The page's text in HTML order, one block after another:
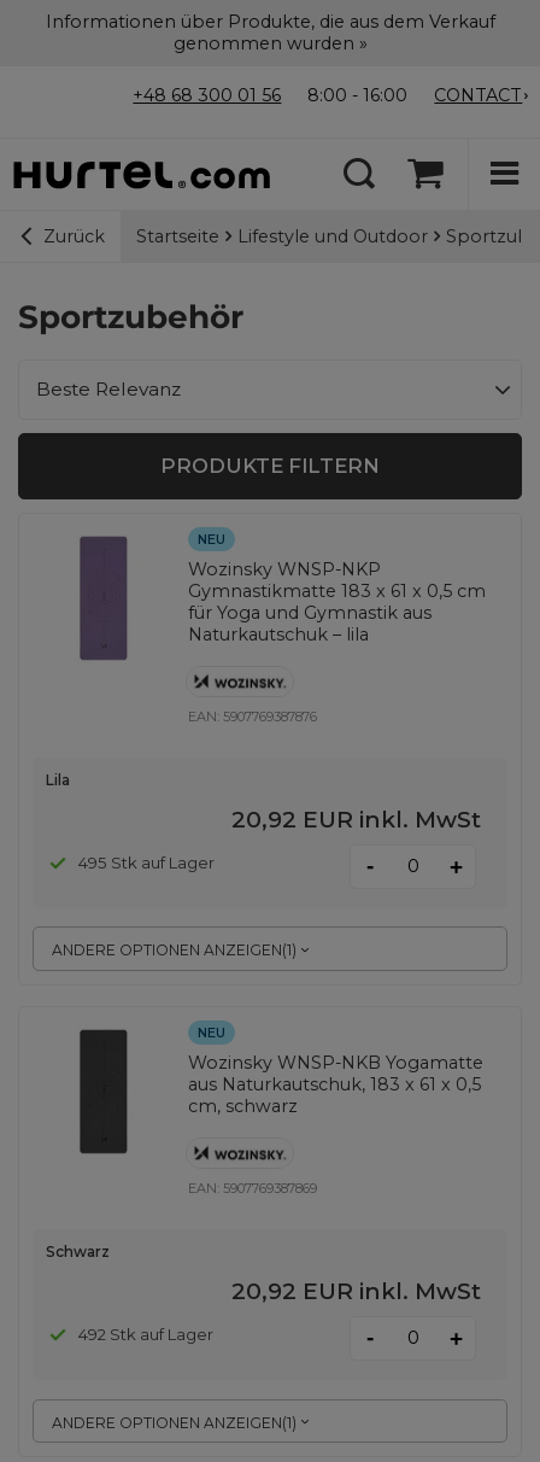
Informationen über Produkte, die aus dem Verkauf
genommen wurden »
+48 68 300 01 56 8:00 - 16:00 CONTACT
Zurück Startseite Lifestyle und Outdoor
Sportzubehör
Sortierung ändern
Beste Relevanz
PRODUKTE FILTERN
NEU
Wozinsky WNSP-NKP
Gymnastikmatte 183 x 61 x 0,5 cm
für Yoga und Gymnastik aus
Naturkautschuk – lila
EAN: 5907769387876
ANDERE OPTIONEN ANZEIGEN(1)
Lila
20,92 EUR inkl. MwSt
495 Stk auf Lager - +
NEU
Wozinsky WNSP-NKB Yogamatte
aus Naturkautschuk, 183 x 61 x 0,5
cm, schwarz
EAN: 5907769387869
ANDERE OPTIONEN ANZEIGEN(1)
Schwarz
20,92 EUR inkl. MwSt
492 Stk auf Lager - +